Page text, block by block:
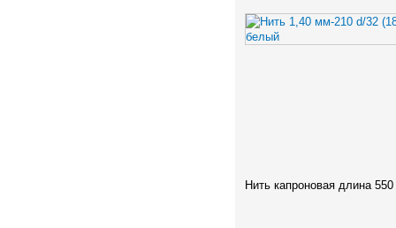
Нить капроновая длина